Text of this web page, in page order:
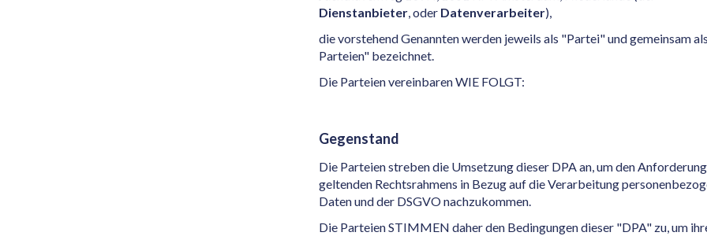
Dienstanbieter , oder Datenverarbeiter),
die vorstehend Genannten werden jeweils als "Partei" und gemeinsam
Parteien" bezeichnet.
Die Parteien vereinbaren WIE FOLGT:
Gegenstand
Die Parteien streben die Umsetzung dieser DPA an, um den
geltenden Rechtsrahmens in Bezug auf die Verarbeitung
Daten und der DSGVO nachzukommen.
Die Parteien STIMMEN daher den Bedingungen dieser "DPA" zu, um